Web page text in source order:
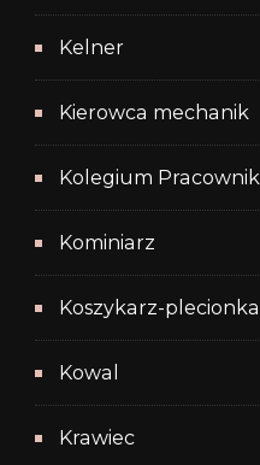
Kelner
Kierowca mechanik
Kolegium
Kominiarz
Koszykarz-
Kowal
Krawiec